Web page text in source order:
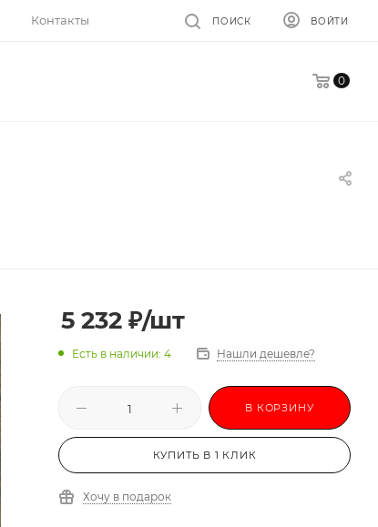
Контакты ВОЙТИ
ПОИСК
0
5 232 ₽/шт
Есть в наличии: 4 Нашли дешевле?
В КОРЗИНУ
КУПИТЬ В 1 КЛИК
Хочу в подарок